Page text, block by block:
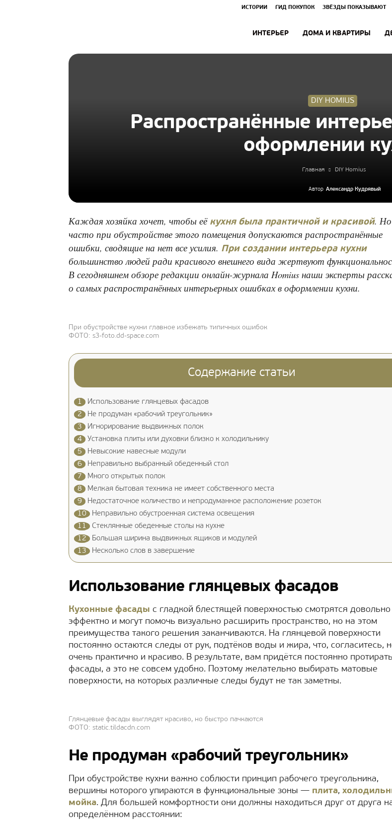
ИСТОРИИ ГИД ПОКУПОК ЗВЁЗДЫ ПОКАЗЫВАЮТ
ИНТЕРЬЕР ДОМА И КВАРТИРЫ
DIY HOMIUS
Распространённые
оформлении
Главная DIY Homius
Автор Александр Кудрявый
Каждая хозяйка хочет, чтобы её кухня была практичной и красивой. Но
часто при обустройстве этого помещения допускаются распространённые
ошибки, сводящие на нет все усилия. При создании интерьера кухни
большинство людей ради красивого внешнего вида жертвуют
В сегодняшнем обзоре редакции онлайн-журнала Homius наши эксперты
о самых распространённых интерьерных ошибках в оформлении кухни.
При обустройстве кухни главное избежать типичных ошибок
ФОТО: s3-foto.dd-space.com
Содержание статьи
1
Использование глянцевых фасадов
2
Не продуман «рабочий треугольник»
3
Игнорирование выдвижных полок
4
Установка плиты или духовки близко к холодильнику
5
Невысокие навесные модули
6
Неправильно выбранный обеденный стол
7
Много открытых полок
8
Мелкая бытовая техника не имеет собственного места
9
Недостаточное количество и непродуманное расположение розеток
10
Неправильно обустроенная система освещения
11
Стеклянные обеденные столы на кухне
12
Большая ширина выдвижных ящиков и модулей
13
Несколько слов в завершение
Использование глянцевых фасадов
Кухонные фасады с гладкой блестящей поверхностью смотрятся довольно
эффектно и могут помочь визуально расширить пространство, но на этом
преимущества такого решения заканчиваются. На глянцевой поверхности
постоянно остаются следы от рук, подтёков воды и жира, что, согласитесь,
очень практично и красиво. В результате, вам придётся постоянно протирать
фасады, а это не совсем удобно. Поэтому желательно выбирать матовые
поверхности, на которых различные следы будут не так заметны.
Глянцевые фасады выглядят красиво, но быстро пачкаются
ФОТО: static.tildacdn.com
Не продуман «рабочий треугольник»
При обустройстве кухни важно соблюсти принцип рабочего треугольника,
вершины которого упираются в функциональные зоны — плита,
мойка. Для большей комфортности они должны находиться друг от друга
определённом расстоянии: